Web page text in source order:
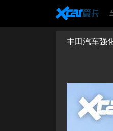
丰田汽车强